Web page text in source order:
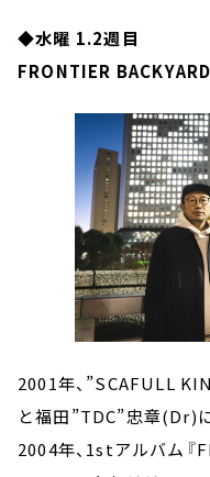
◆水曜 1.2週目
FRONTIER BACKYARD
2001年、”SCAFULL
と福田”TDC”忠章(Dr)
2004年、1stアルバム『